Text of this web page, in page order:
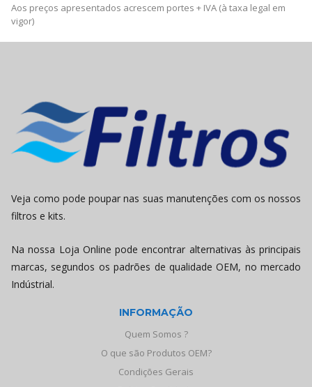
Aos preços apresentados acrescem portes + IVA (à taxa legal em
vigor)
Veja como pode poupar nas suas manutenções com os nossos
filtros e kits.
Na nossa Loja Online pode encontrar alternativas às principais
marcas, segundos os padrões de qualidade OEM, no mercado
Indústrial.
INFORMAÇÃO
Quem Somos ?
O que são Produtos OEM?
Condições Gerais